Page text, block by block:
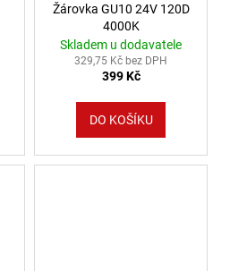
Žárovka GU10 24V 120D
4000K
Skladem u dodavatele
329,75 Kč bez DPH
399 Kč
DO KOŠÍKU